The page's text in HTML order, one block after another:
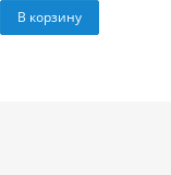
В корзину